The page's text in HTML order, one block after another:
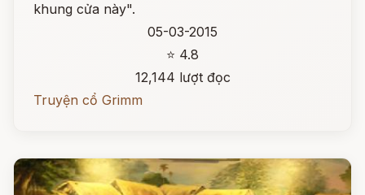
khung cửa này".
05-03-2015
⭐ 4.8
12,144 lượt đọc
Truyện cổ Grimm